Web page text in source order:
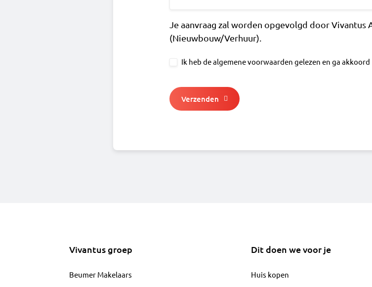
Je aanvraag zal worden opgevolgd door Vivantus
(Nieuwbouw/Verhuur).
Ik heb de algemene voorwaarden gelezen en ga akkoord
Verzenden
Vivantus groep
Beumer Makelaars
Dit doen we voor je
Huis kopen